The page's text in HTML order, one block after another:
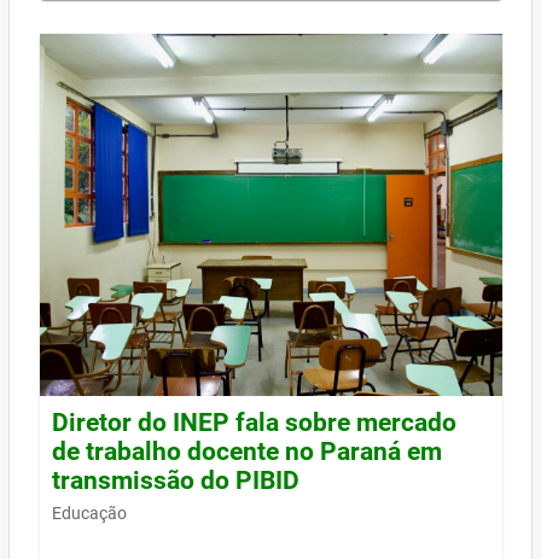
Diretor do INEP fala sobre mercado
de trabalho docente no Paraná em
transmissão do PIBID
Educação